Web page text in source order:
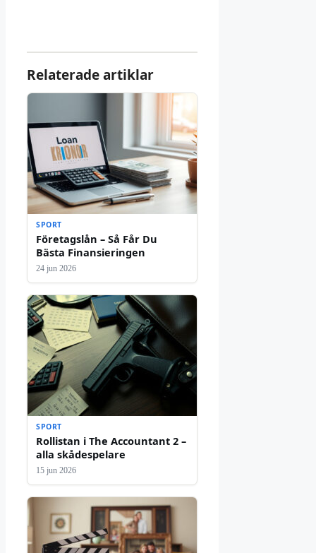
Relaterade artiklar
SPORT
Företagslån – Så Får Du
Bästa Finansieringen
24 jun 2026
SPORT
Rollistan i The Accountant 2 –
alla skådespelare
15 jun 2026